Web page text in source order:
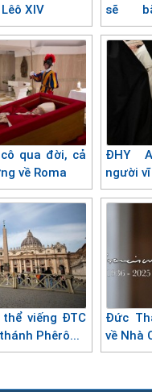
XIV
sẽ
07/5/
qua đời, cả
về Roma
ĐHY
người
viếng ĐTC
Phêrô...
Đức
về Nhà